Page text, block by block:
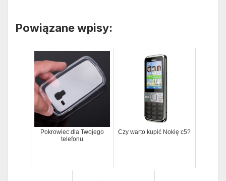
Powiązane wpisy:
Pokrowiec dla Twojego
telefonu
Czy warto kupić Nokię c5?